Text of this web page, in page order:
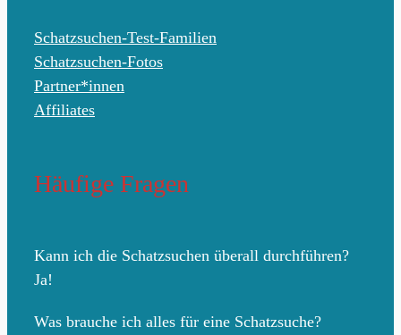
Schatzsuchen-Test-Familien
Schatzsuchen-Fotos
Partner*innen
Affiliates
Häufige Fragen
Kann ich die Schatzsuchen überall durchführen?
Ja!
Was brauche ich alles für eine Schatzsuche?